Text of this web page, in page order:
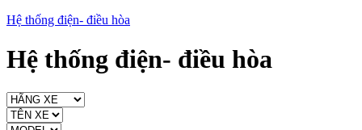
Hệ thống điện- điều hòa
Hệ thống điện- điều hòa